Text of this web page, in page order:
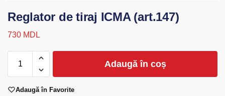
Reglator de tiraj ICMA (art.147)
730 MDL
Adaugă în coș
Adaugă în Favorite